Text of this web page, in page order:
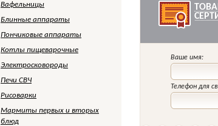
Ваше имя:
Телефон для
Вафельницы
Блинные аппараты
Пончиковые аппараты
Котлы пищеварочные
Электросковороды
Печи СВЧ
Рисоварки
Мармиты первых и вторых
блюд